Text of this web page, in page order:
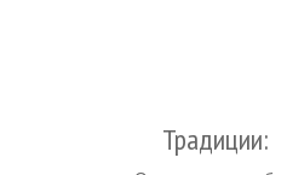
Традиции: